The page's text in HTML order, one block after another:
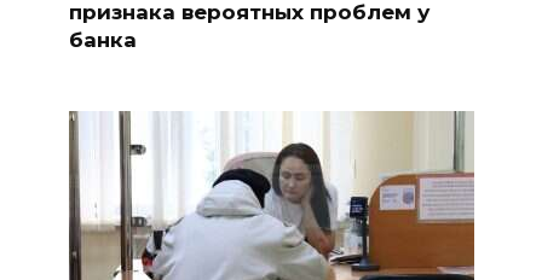
признака вероятных проблем у
банка